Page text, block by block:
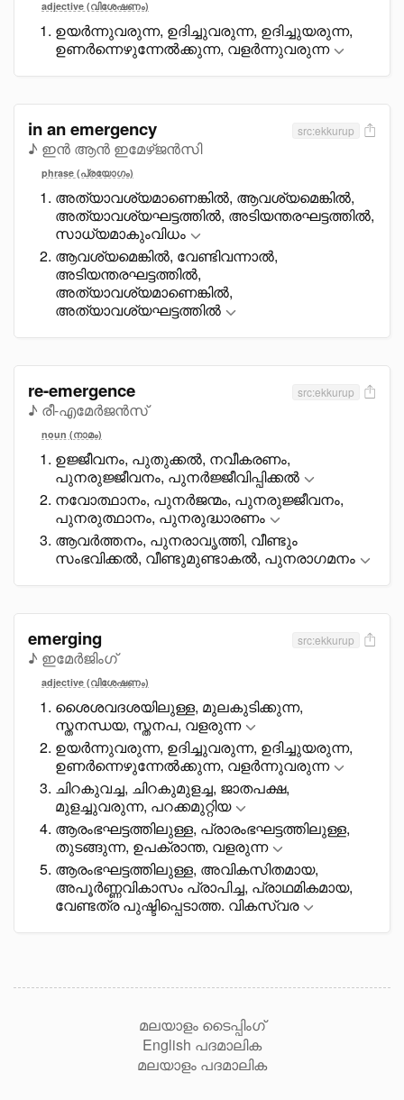
adjective (വിശേഷണം)
ഉയർന്നുവരുന്ന, ഉദിച്ചുവരുന്ന, ഉദിച്ചുയരുന്ന,
ഉണർന്നെഴുന്നേൽക്കുന്ന, വളർന്നുവരുന്ന
in an emergency
♪ ഇൻ ആൻ ഇമേഴ്ജൻസി
src:ekkurup
phrase (പ്രയോഗം)
അത്യാവശ്യമാണെങ്കിൽ, ആവശ്യമെങ്കിൽ,
അത്യാവശ്യഘട്ടത്തിൽ, അടിയന്തരഘട്ടത്തിൽ,
സാധ്യമാകുംവിധം
ആവശ്യമെങ്കിൽ, വേണ്ടിവന്നാൽ,
അടിയന്തരഘട്ടത്തിൽ,
അത്യാവശ്യമാണെങ്കിൽ,
അത്യാവശ്യഘട്ടത്തിൽ
re-emergence
♪ രീ-എമേർജൻസ്
src:ekkurup
noun (നാമം)
ഉജ്ജീവനം, പുതുക്കൽ, നവീകരണം,
പുനരുജ്ജീവനം, പുനർജ്ജീവിപ്പിക്കൽ
നവോത്ഥാനം, പുനർജന്മം, പുനരുജ്ജീവനം,
പുനരുത്ഥാനം, പുനരുദ്ധാരണം
ആവർത്തനം, പുനരാവൃത്തി, വീണ്ടും
സംഭവിക്കൽ, വീണ്ടുമുണ്ടാകൽ, പുനരാഗമനം
emerging
♪ ഇമേർജിംഗ്
src:ekkurup
adjective (വിശേഷണം)
ശെെശവദശയിലുള്ള, മുലകുടിക്കുന്ന,
സ്തനന്ധയ, സ്തനപ, വളരുന്ന
ഉയർന്നുവരുന്ന, ഉദിച്ചുവരുന്ന, ഉദിച്ചുയരുന്ന,
ഉണർന്നെഴുന്നേൽക്കുന്ന, വളർന്നുവരുന്ന
ചിറകുവച്ച, ചിറകുമുളച്ച, ജാതപക്ഷ,
മുളച്ചുവരുന്ന, പറക്കമുറ്റിയ
ആരംഭഘട്ടത്തിലുള്ള, പ്രാരംഭഘട്ടത്തിലുള്ള,
തുടങ്ങുന്ന, ഉപക്രാന്ത, വളരുന്ന
ആരംഭഘട്ടത്തിലുള്ള, അവികസിതമായ,
അപൂർണ്ണവികാസം പ്രാപിച്ച, പ്രാഥമികമായ,
വേണ്ടത്ര പുഷ്ടിപ്പെടാത്ത. വികസ്വര
മലയാളം ടൈപ്പിംഗ്
English പദമാലിക
മലയാളം പദമാലിക